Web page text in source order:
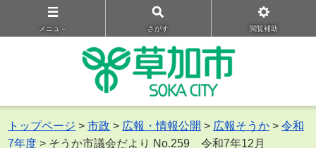
メニュ－ さがす 閲覧補助
トップページ >市政 > 広報・情報公開 > 広報そうか >令和
7年度 > そうか市議会だより No.259 令和7年12月